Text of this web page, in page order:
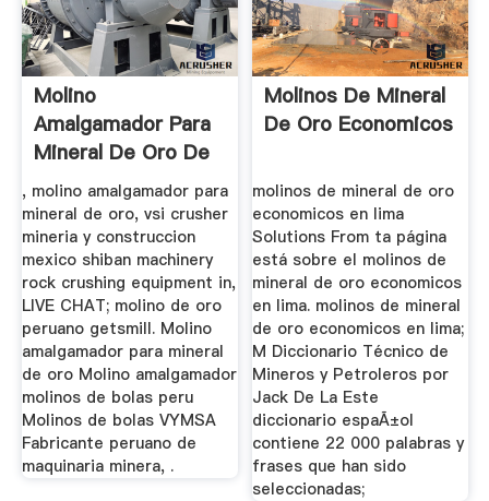
Molino
Amalgamador Para
Mineral De Oro De
Peru
, molino amalgamador para
mineral de oro, vsi crusher
mineria y construccion
mexico shiban machinery
rock crushing equipment in,
LIVE CHAT; molino de oro
peruano getsmill. Molino
amalgamador para mineral
de oro Molino amalgamador
molinos de bolas peru
Molinos de bolas VYMSA
Fabricante peruano de
maquinaria minera, .
Molinos De Mineral
De Oro Economicos
molinos de mineral de oro
economicos en lima
Solutions From ta página
está sobre el molinos de
mineral de oro economicos
en lima. molinos de mineral
de oro economicos en lima;
M Diccionario Técnico de
Mineros y Petroleros por
Jack De La Este
diccionario espaÃ±ol
contiene 22 000 palabras y
frases que han sido
seleccionadas;